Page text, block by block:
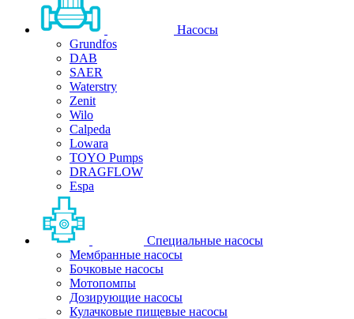
Насосы
Grundfos
DAB
SAER
Waterstry
Zenit
Wilo
Calpeda
Lowara
TOYO Pumps
DRAGFLOW
Espa
Специальные насосы
Мембранные насосы
Бочковые насосы
Мотопомпы
Дозирующие насосы
Кулачковые пищевые насосы